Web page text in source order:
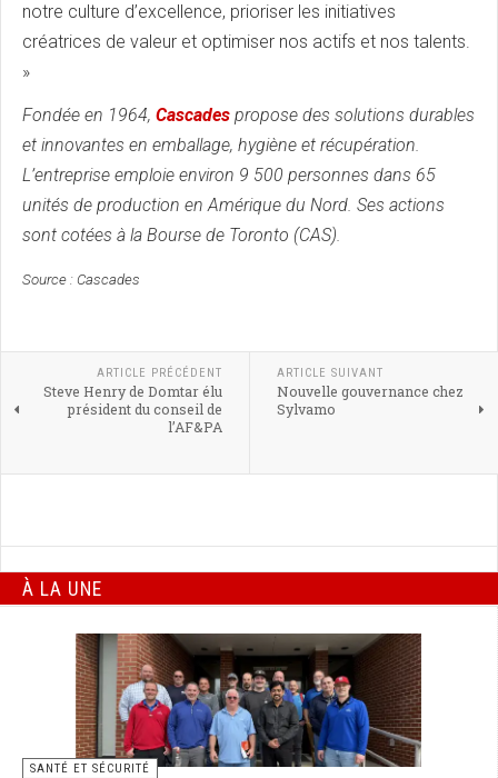
notre culture d’excellence, prioriser les initiatives
créatrices de valeur et optimiser nos actifs et nos talents.
»
Fondée en 1964, Cascades propose des solutions durables
et innovantes en emballage, hygiène et récupération.
L’entreprise emploie environ 9 500 personnes dans 65
unités de production en Amérique du Nord. Ses actions
sont cotées à la Bourse de Toronto (CAS).
Source : Cascades
ARTICLE PRÉCÉDENT
Steve Henry de Domtar élu
président du conseil de
l’AF&PA
ARTICLE SUIVANT
Nouvelle gouvernance chez
Sylvamo
À LA UNE
SANTÉ ET SÉCURITÉ